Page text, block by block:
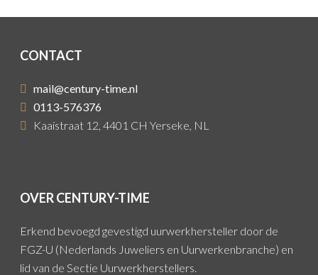
CONTACT
mail@century-time.nl
0113-576376
Kaaistraat 12, 4401 CH Yerseke, NL
OVER CENTURY-TIME
Erkend bevoegd gevestigd uurwerkhersteller door de
FGZ-U (Nederlands Juweliers en Uurwerkenbranche) en
lid van de Sectie Uurwerkherstellers.